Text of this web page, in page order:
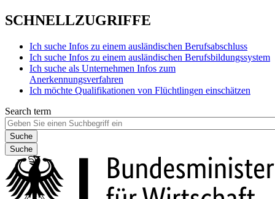
SCHNELLZUGRIFFE
Ich suche Infos zu einem ausländischen Berufsabschluss
Ich suche Infos zu einem ausländischen Berufsbildungssystem
Ich suche als Unternehmen Infos zum
Anerkennungsverfahren
Ich möchte Qualifikationen von Flüchtlingen einschätzen
Search term
Suche